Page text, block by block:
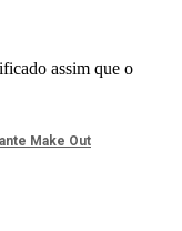
assim que o
Make Out